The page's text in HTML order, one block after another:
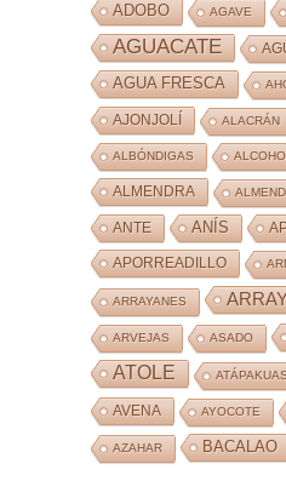
ADOBO AGAVE
AGUACATE
AGUA FRESCA
AJONJOLÍ ALACRÁN
ALBÓNDIGAS
ALMENDRA
ANTE ANÍS
APORREADILLO
ARRAYANES
ARVEJAS ASADO
ATOLE
AVENA AYOCOTE
AZAHAR BACALAO